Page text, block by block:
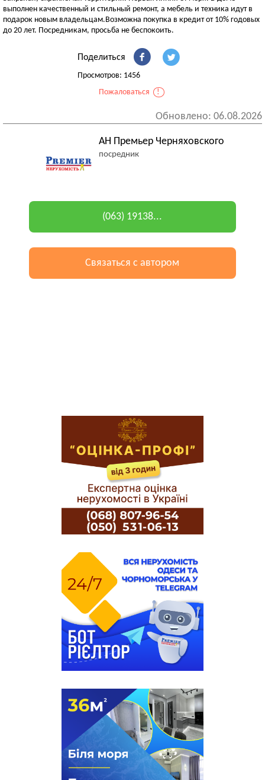
выполнен качественный и стильный ремонт, а мебель и техника идут в
подарок новым владельцам.Возможна покупка в кредит от 10% годовых
до 20 лет. Посредникам, просьба не беспокоить.
Поделиться
Просмотров: 1456
Пожаловаться
!
Обновлено: 06.08.2026
АН Премьер Черняховского
посредник
(063) 19138...
Связаться с автором